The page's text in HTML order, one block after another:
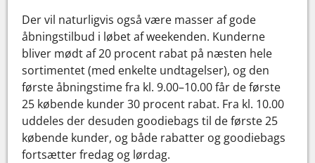
Der vil naturligvis også være masser af gode
åbningstilbud i løbet af weekenden. Kunderne
bliver mødt af 20 procent rabat på næsten hele
sortimentet (med enkelte undtagelser), og den
første åbningstime fra kl. 9.00–10.00 får de første
25 købende kunder 30 procent rabat. Fra kl. 10.00
uddeles der desuden goodiebags til de første 25
købende kunder, og både rabatter og goodiebags
fortsætter fredag og lørdag.